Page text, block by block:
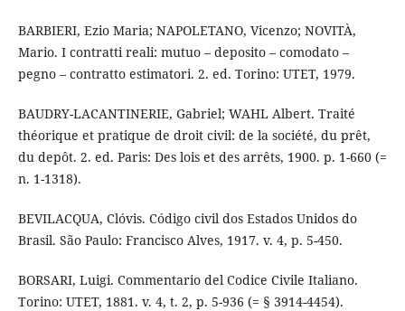
BARBIERI, Ezio Maria; NAPOLETANO, Vicenzo; NOVITÀ,
Mario. I contratti reali: mutuo – deposito – comodato –
pegno – contratto estimatori. 2. ed. Torino: UTET, 1979.
BAUDRY-LACANTINERIE, Gabriel; WAHL Albert. Traité
théorique et pratique de droit civil: de la société, du prêt,
du depôt. 2. ed. Paris: Des lois et des arrêts, 1900. p. 1-660 (=
n. 1-1318).
BEVILACQUA, Clóvis. Código civil dos Estados Unidos do
Brasil. São Paulo: Francisco Alves, 1917. v. 4, p. 5-450.
BORSARI, Luigi. Commentario del Codice Civile Italiano.
Torino: UTET, 1881. v. 4, t. 2, p. 5-936 (= § 3914-4454).